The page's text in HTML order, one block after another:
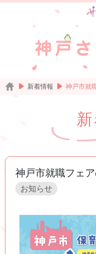
新着情報 神戸市就
神戸市就職フェ
お知らせ